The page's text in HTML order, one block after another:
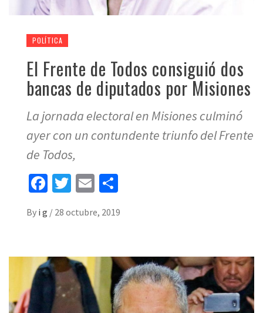
POLÍTICA
El Frente de Todos consiguió dos
bancas de diputados por Misiones
La jornada electoral en Misiones culminó
ayer con un contundente triunfo del Frente
de Todos,
Facebook
Twitter
Email
By i g / 28 octubre, 2019